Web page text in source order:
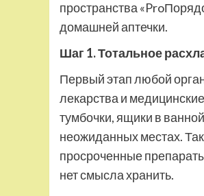
пространства
домашней аптечки.
Шаг 1. Тотальное
Первый этап любой
лекарства и
тумбочки, ящики в
неожиданных местах.
просроченные
нет смысла хранить.